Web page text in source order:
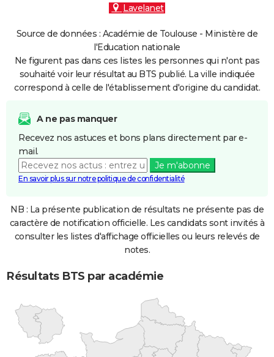
Lavelanet
Source de données : Académie de Toulouse - Ministère de
l'Education nationale
Ne figurent pas dans ces listes les personnes qui n'ont pas
souhaité voir leur résultat au BTS publié. La ville indiquée
correspond à celle de l'établissement d'origine du candidat.
A ne pas manquer
Recevez nos astuces et bons plans directement par e-
mail.
Je m'abonne
En savoir plus sur notre politique de confidentialité
NB : La présente publication de résultats ne présente pas de
caractère de notification officielle. Les candidats sont invités à
consulter les listes d'affichage officielles ou leurs relevés de
notes.
Résultats BTS par académie